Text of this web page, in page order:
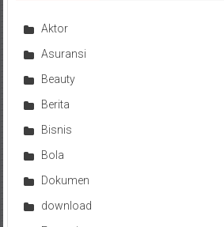
Aktor
Asuransi
Beauty
Berita
Bisnis
Bola
Dokumen
download